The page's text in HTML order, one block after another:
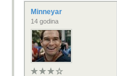
Minneyar
14 godina